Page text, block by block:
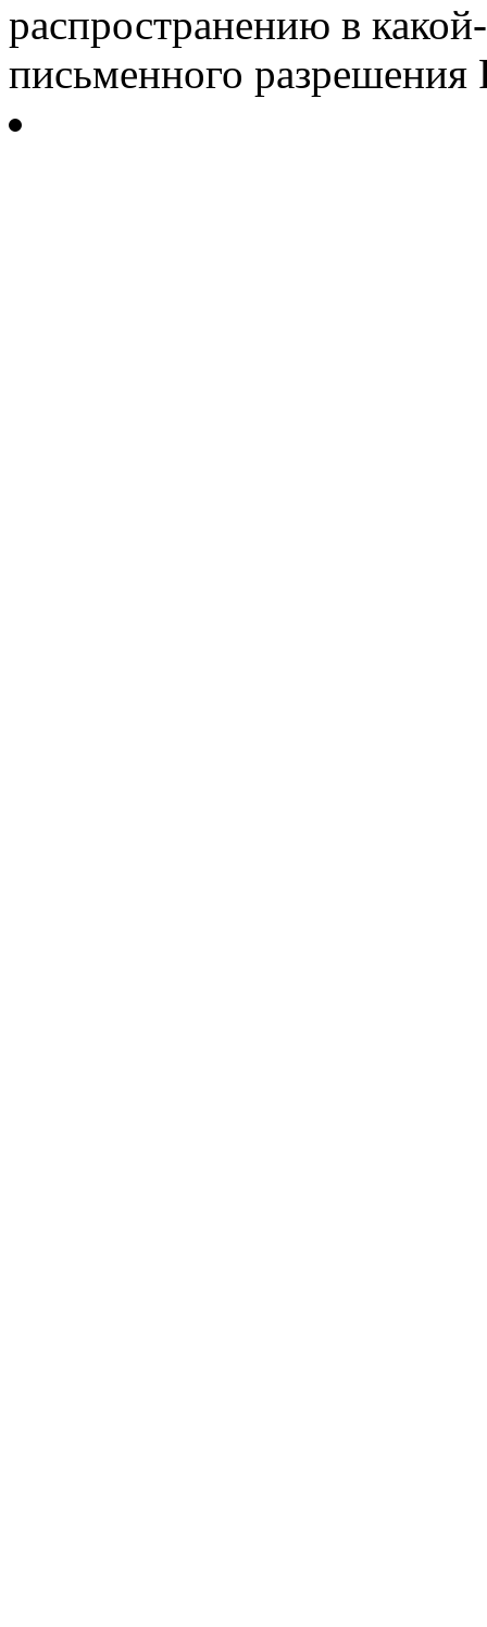
распространению в
письменного разрешения